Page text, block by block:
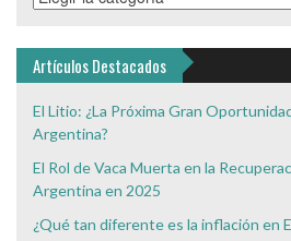
de
Artículos Destacados
El Litio: ¿La Próxima Gran
Argentina?
El Rol de Vaca Muerta en la
Argentina en 2025
¿Qué tan diferente es la inflación en